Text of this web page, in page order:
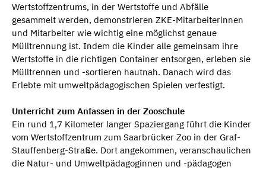
Wertstoffzentrums, in der Wertstoffe und Abfälle
gesammelt werden, demonstrieren ZKE-Mitarbeiterinnen
und Mitarbeiter wie wichtig eine möglichst genaue
Mülltrennung ist. Indem die Kinder alle gemeinsam ihre
Wertstoffe in die richtigen Container entsorgen, erleben sie
Mülltrennen und -sortieren hautnah. Danach wird das
Erlebte mit umweltpädagogischen Spielen verfestigt.
Unterricht zum Anfassen in der Zooschule
Ein rund 1,7 Kilometer langer Spaziergang führt die Kinder
vom Wertstoffzentrum zum Saarbrücker Zoo in der Graf-
Stauffenberg-Straße. Dort angekommen, veranschaulichen
die Natur- und Umweltpädagoginnen und -pädagogen